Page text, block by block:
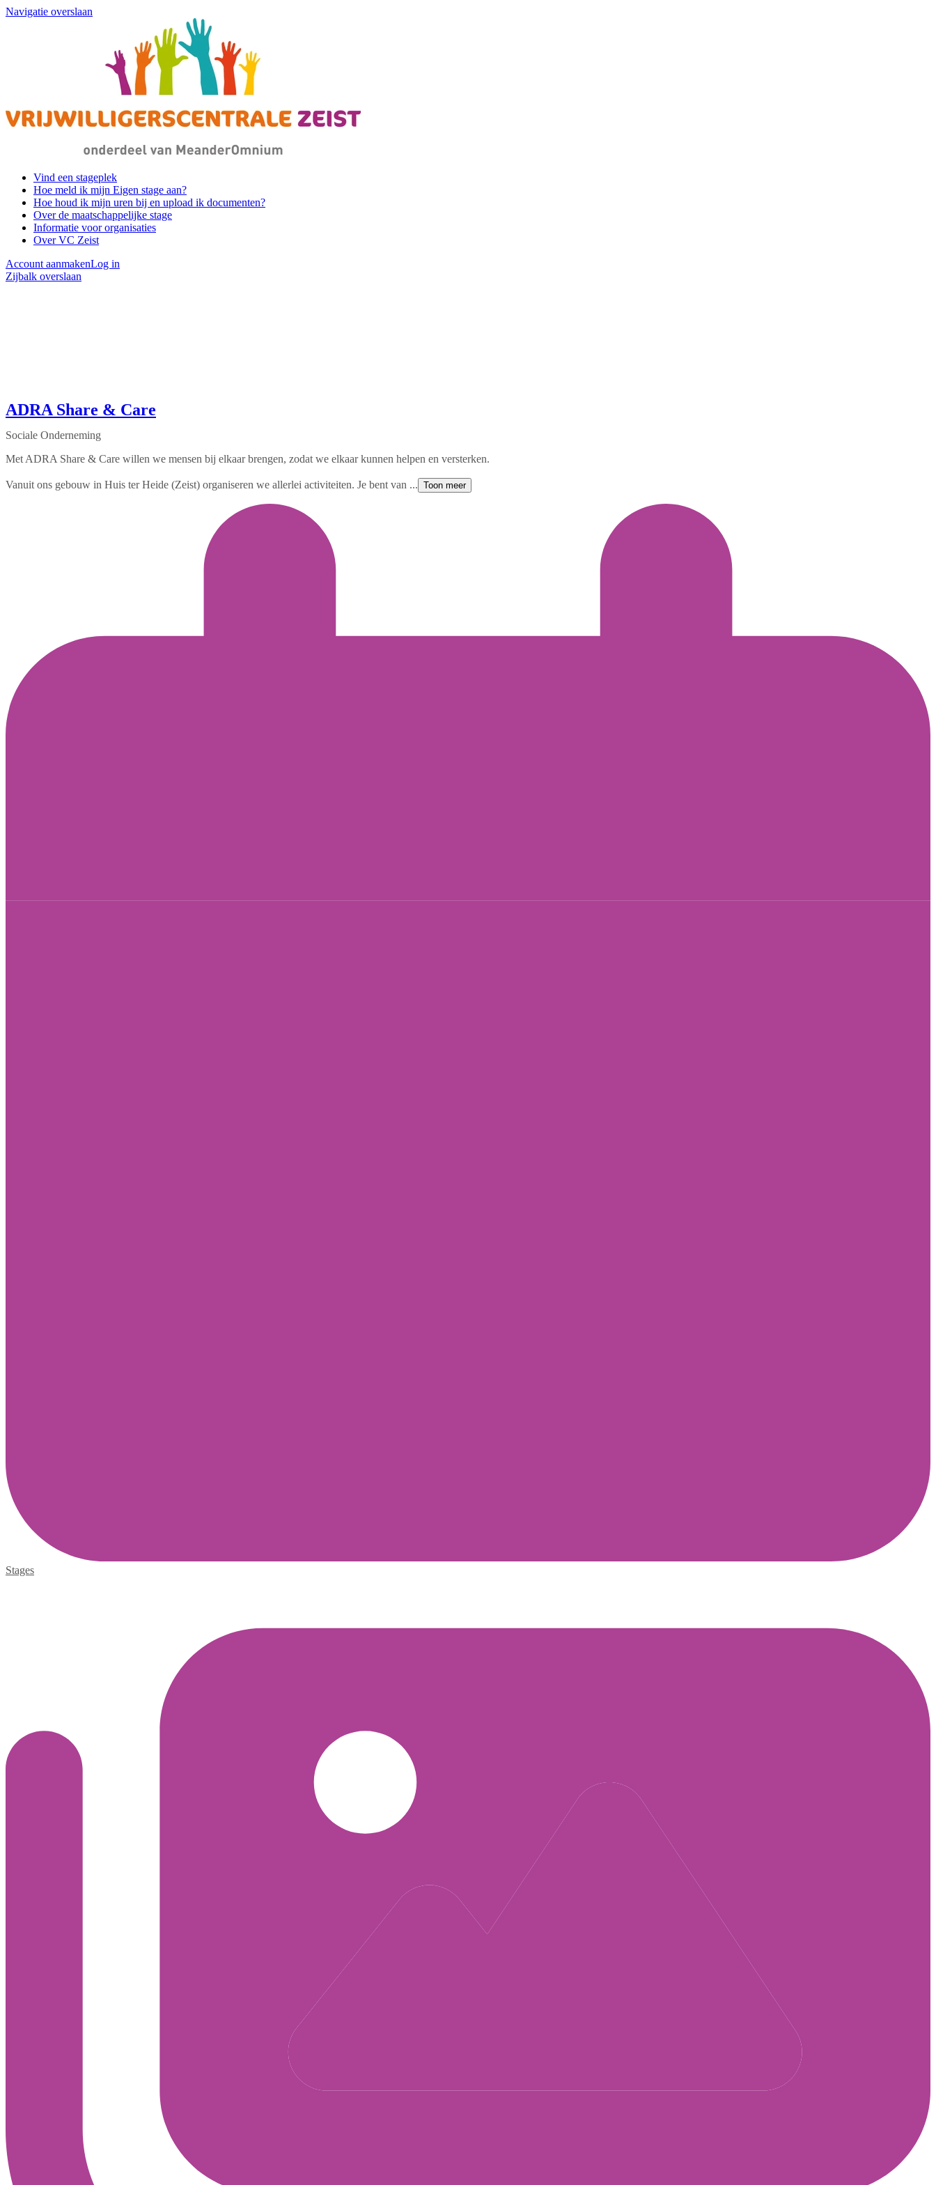
Navigatie overslaan
Vind een stageplek
Hoe meld ik mijn Eigen stage aan?
Hoe houd ik mijn uren bij en upload ik documenten?
Over de maatschappelijke stage
Informatie voor organisaties
Over VC Zeist
Account aanmakenLog in
Zijbalk overslaan
ADRA Share & Care
Sociale Onderneming
Met ADRA Share & Care willen we mensen bij elkaar brengen, zodat we elkaar kunnen helpen en versterken.
Vanuit ons gebouw in Huis ter Heide (Zeist) organiseren we allerlei activiteiten. Je bent van ... Toon meer
Stages